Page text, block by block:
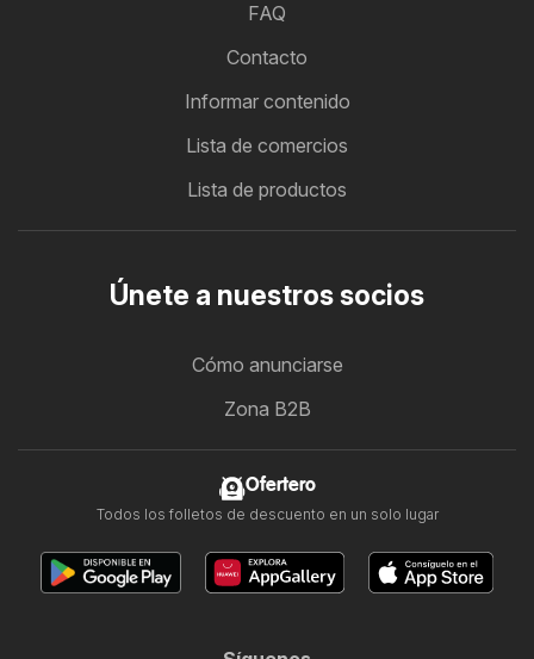
FAQ
Contacto
Informar contenido
Lista de comercios
Lista de productos
Únete a nuestros socios
Cómo anunciarse
Zona B2B
Ofertero
Todos los folletos de descuento en un solo lugar